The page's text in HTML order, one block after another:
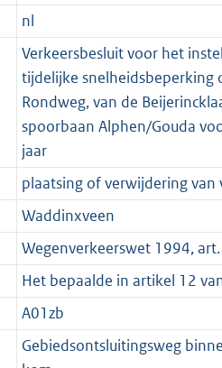
nl
Verkeersbesluit voor het
tijdelijke snelheidsbeperking
Rondweg, van de
spoorbaan Alphen/Gouda
jaar
plaatsing of verwijdering van
Waddinxveen
Wegenverkeerswet 1994,
Het bepaalde in artikel 12
A01zb
Gebiedsontsluitingsweg